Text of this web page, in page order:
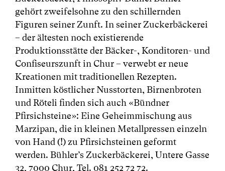
gehört zweifelsohne zu den schillernden
Figuren seiner Zunft. In seiner Zuckerbäckerei
– der ältesten noch existierende
Produktionsstätte der Bäcker-, Konditoren- und
Confiseurszunft in Chur – verwebt er neue
Kreationen mit traditionellen Rezepten.
Inmitten köstlicher Nusstorten, Birnenbroten
und Röteli finden sich auch «Bündner
Pfirsichsteine»: Eine Geheimmischung aus
Marzipan, die in kleinen Metallpressen einzeln
von Hand (!) zu Pfirsichsteinen geformt
werden. Bühler’s Zuckerbäckerei, Untere Gasse
32, 7000 Chur, Tel. 081 252 72 72.